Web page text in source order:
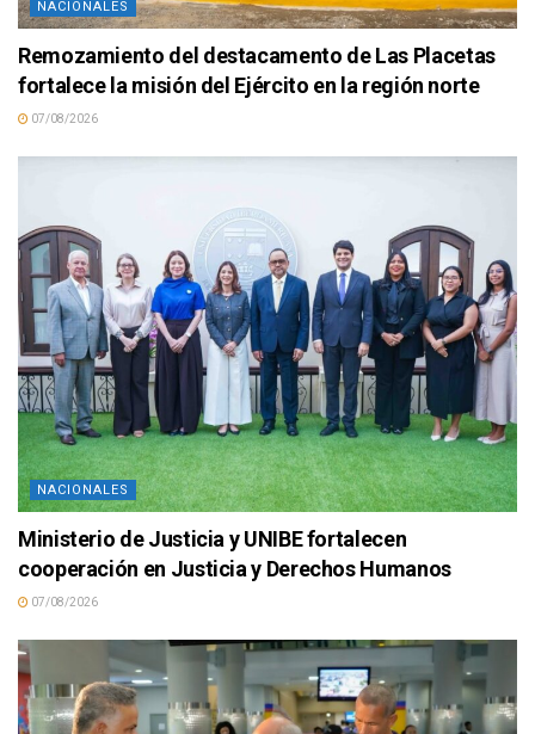
NACIONALES
Remozamiento del destacamento de Las Placetas
fortalece la misión del Ejército en la región norte
07/08/2026
NACIONALES
Ministerio de Justicia y UNIBE fortalecen
cooperación en Justicia y Derechos Humanos
07/08/2026